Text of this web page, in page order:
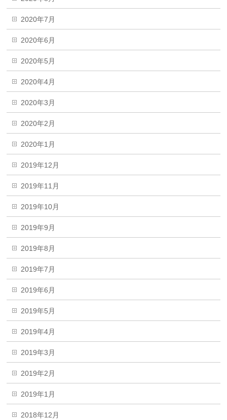
2020年7月
2020年6月
2020年5月
2020年4月
2020年3月
2020年2月
2020年1月
2019年12月
2019年11月
2019年10月
2019年9月
2019年8月
2019年7月
2019年6月
2019年5月
2019年4月
2019年3月
2019年2月
2019年1月
2018年12月